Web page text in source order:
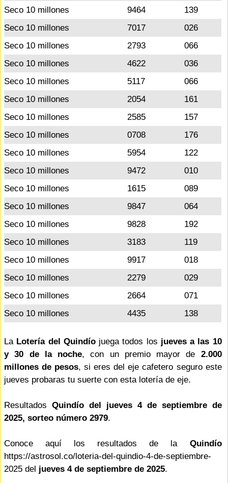
Seco 10 millones
9464
139
Seco 10 millones
7017
026
Seco 10 millones
2793
066
Seco 10 millones
4622
036
Seco 10 millones
5117
066
Seco 10 millones
2054
161
Seco 10 millones
2585
157
Seco 10 millones
0708
176
Seco 10 millones
5954
122
Seco 10 millones
9472
010
Seco 10 millones
1615
089
Seco 10 millones
9847
064
Seco 10 millones
9828
192
Seco 10 millones
3183
119
Seco 10 millones
9917
018
Seco 10 millones
2279
029
Seco 10 millones
2664
071
Seco 10 millones
4435 138
La Lotería del Quindíojuega todos los jueves a las 10
y 30 de la noche, con un premio mayor de 2.000
millones de pesos, si eres del eje cafetero seguro este
jueves probaras tu suerte con esta lotería de eje.
Resultados Quindío del jueves 4 de septiembre de
2025, sorteo número 2979.
Conoce aquí los resultados de la Quindío
https://astrosol.co/loteria-del-quindio-4-de-septiembre-
2025 del jueves 4 de septiembre de 2025.